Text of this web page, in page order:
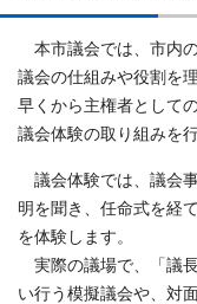
本市議会では、市内
議会の仕組みや役割を
早くから主権者として
議会体験の取り組みを
議会体験では、議会
明を聞き、任命式を経
を体験します。
実際の議場で、「議
い行う模擬議会や、対